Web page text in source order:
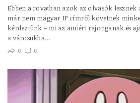
Ebben a rovatban azok az olvasók lesznek
már nem magyar IP címről követnek
kérdeztünk – mi az amiért rajonganak és
a városukba…
0 0